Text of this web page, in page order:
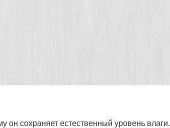
он сохраняет естественный уровень влаги.